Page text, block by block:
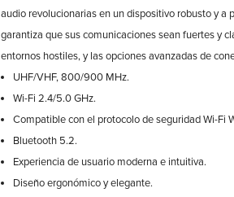
audio revolucionarias en un dispositivo robusto y
garantiza que sus comunicaciones sean fuertes y
entornos hostiles, y las opciones avanzadas de
UHF/VHF, 800/900 MHz.
Wi-Fi 2.4/5.0 GHz.
Compatible con el protocolo de seguridad Wi-Fi
Bluetooth 5.2.
Experiencia de usuario moderna e intuitiva.
Diseño ergonómico y elegante.